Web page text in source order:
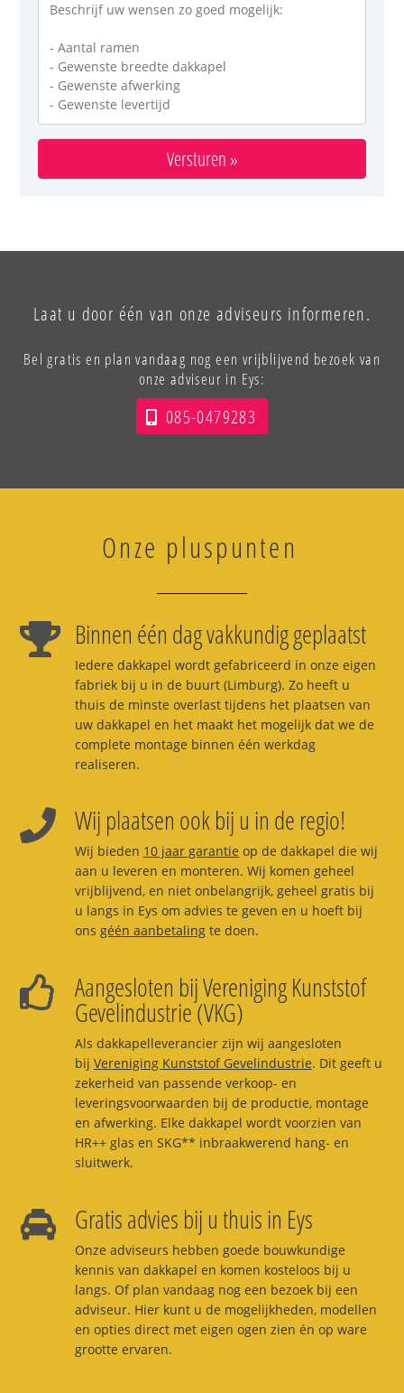
Versturen »
Laat u door één van onze adviseurs informeren.
Bel gratis en plan vandaag nog een vrijblijvend bezoek van
onze adviseur in Eys:
085-0479283
Onze pluspunten
Binnen één dag vakkundig geplaatst
Iedere dakkapel wordt gefabriceerd in onze eigen
fabriek bij u in de buurt (Limburg). Zo heeft u
thuis de minste overlast tijdens het plaatsen van
uw dakkapel en het maakt het mogelijk dat we de
complete montage binnen één werkdag
realiseren.
Wij plaatsen ook bij u in de regio!
Wij bieden 10 jaar garantie op de dakkapel die wij
aan u leveren en monteren. Wij komen geheel
vrijblijvend, en niet onbelangrijk, geheel gratis bij
u langs in Eys om advies te geven en u hoeft bij
ons géén aanbetalingte doen.
Aangesloten bij Vereniging Kunststof
Gevelindustrie (VKG)
Als dakkapelleverancier zijn wij aangesloten
bij Vereniging Kunststof Gevelindustrie. Dit geeft u
zekerheid van passende verkoop- en
leveringsvoorwaarden bij de productie, montage
en afwerking. Elke dakkapel wordt voorzien van
HR++ glas en SKG** inbraakwerend hang- en
sluitwerk.
Gratis advies bij u thuis in Eys
Onze adviseurs hebben goede bouwkundige
kennis van dakkapel en komen kosteloos bij u
langs. Of plan vandaag nog een bezoek bij een
adviseur. Hier kunt u de mogelijkheden, modellen
en opties direct met eigen ogen zien én op ware
grootte ervaren.